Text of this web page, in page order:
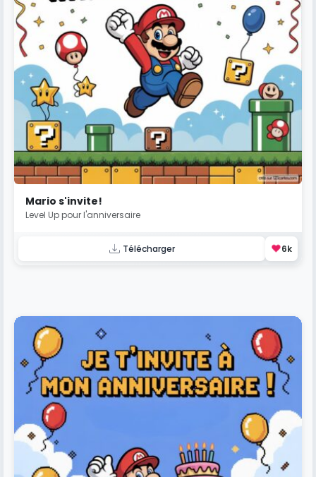
Mario s'invite!
Level Up pour l'anniversaire
Télécharger ❤️6k